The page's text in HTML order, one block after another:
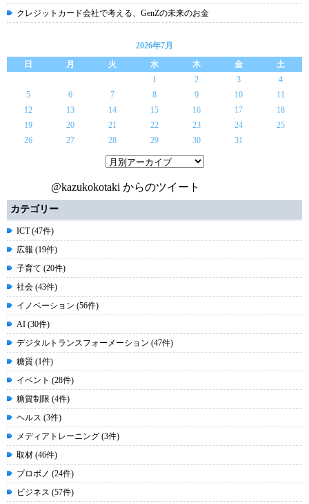
クレジットカード会社で考える、GenZの未来のお金
2026年7月
日
月 火 水 木 金
土
1
2 3
4
5
6 7 8 9 10
11
12
13 14 15 16 17
18
19
20 21 22 23 24
25
26
27 28 29 30 31
@kazukokotaki からのツイート
カテゴリー
ICT (47件)
広報 (19件)
子育て (20件)
社会 (43件)
イノベーション (56件)
AI (30件)
デジタルトランスフォーメーション (47件)
糖質 (1件)
イベント (28件)
糖質制限 (4件)
ヘルス (3件)
メディアトレーニング (3件)
取材 (46件)
プロボノ (24件)
ビジネス (57件)